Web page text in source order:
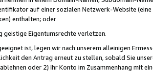
auf einer sozialen Netzwerk-Website
enthalten; oder
geistige Eigentumsrechte verletzen.
ist, legen wir nach unserem alleinigen
den Antrag erneut zu stellen, sobald Sie
oder 2) Ihr Konto im Zusammenhang mit